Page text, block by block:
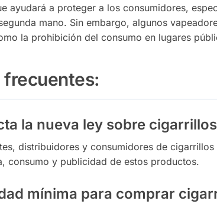
ayudará a proteger a los consumidores,
mano. Sin embargo, algunos
la prohibición del consumo en lugares
frecuentes:
la nueva ley sobre
distribuidores y consumidores de
consumo y publicidad de estos productos.
mínima para comprar